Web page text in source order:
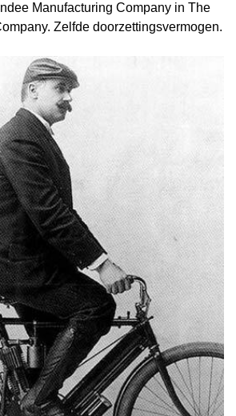
Manufacturing Company in The
Zelfde doorzettingsvermogen.